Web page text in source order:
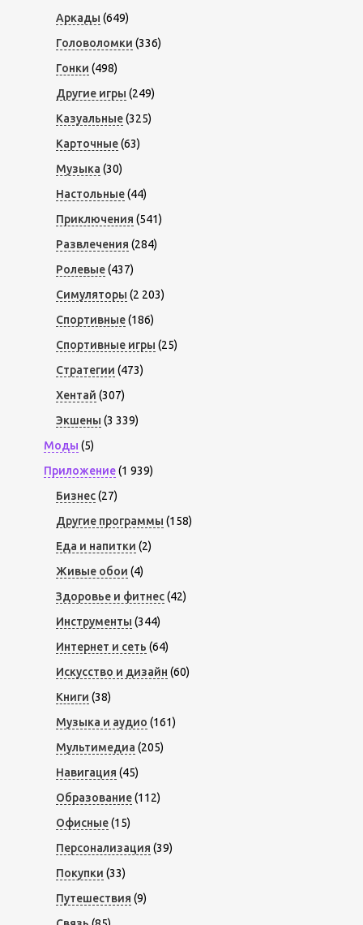
Аркады (649)
Головоломки (336)
Гонки (498)
Другие игры (249)
Казуальные(325)
Карточные(63)
Музыка (30)
Настольные(44)
Приключения (541)
Развлечения (284)
Ролевые(437)
Симуляторы (2 203)
Спортивные(186)
Спортивные игры (25)
Стратегии (473)
Хентай (307)
Экшены (3 339)
Моды (5)
Приложение(1 939)
Бизнес(27)
Другие программы (158)
Еда и напитки (2)
Живые обои (4)
Здоровье и фитнес(42)
Инструменты (344)
Интернет и сеть (64)
Искусство и дизайн (60)
Книги (38)
Музыка и аудио (161)
Мультимедиа (205)
Навигация (45)
Образование(112)
Офисные(15)
Персонализация (39)
Покупки (33)
Путешествия (9)